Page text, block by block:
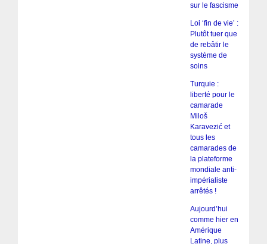
sur le fascisme
Loi ‘fin de vie’ :
Plutôt tuer que
de rebâtir le
système de
soins
Turquie :
liberté pour le
camarade
Miloš
Karavezić et
tous les
camarades de
la plateforme
mondiale anti-
impérialiste
arrêtés !
Aujourd’hui
comme hier en
Amérique
Latine, plus